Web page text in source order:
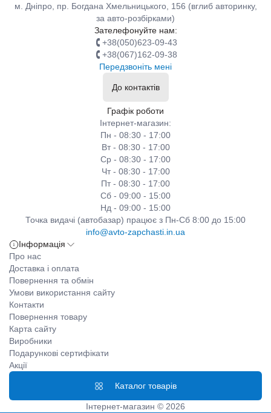
м. Дніпро, пр. Богдана Хмельницького, 156 (вглиб авторинку,
за авто-розбірками)
Зателефонуйте нам:
+38(050)623-09-43
+38(067)162-09-38
Передзвоніть мені
До контактів
Графік роботи
Інтернет-магазин:
Пн - 08:30 - 17:00
Вт - 08:30 - 17:00
Ср - 08:30 - 17:00
Чт - 08:30 - 17:00
Пт - 08:30 - 17:00
Сб - 09:00 - 15:00
Нд - 09:00 - 15:00
Точка видачі (автобазар) працює з Пн-Сб 8:00 до 15:00
info@avto-zapchasti.in.ua
Інформація
Про нас
Доставка і оплата
Повернення та обмін
Умови використання сайту
Контакти
Повернення товару
Карта сайту
Виробники
Подарункові сертифікати
Акції
Каталог товарів
Інтернет-магазин © 2026